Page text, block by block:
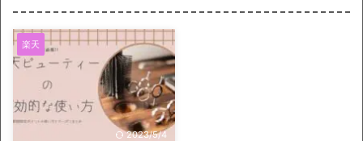
楽天
2023/5/4